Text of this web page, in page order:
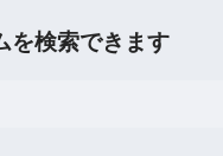
を検索できます